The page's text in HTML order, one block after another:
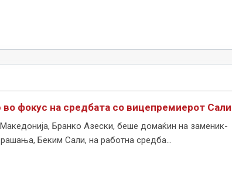
фокус на средбата со вицепремиерот Сали
Бранко Азески, беше домаќин на заменик-
Беким Сали, на работна средба...